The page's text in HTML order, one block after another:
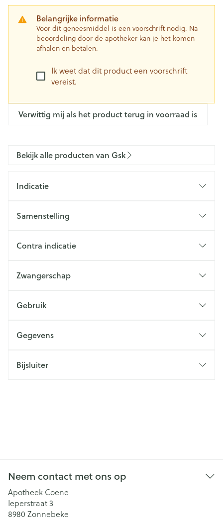
Belangrijke informatie
Voor dit geneesmiddel is een voorschrift nodig. Na
beoordeling door de apotheker kan je het komen
afhalen en betalen.
Ik weet dat dit product een voorschrift
vereist.
Verwittig mij als het product terug in voorraad is
Bekijk alle producten van Gsk
Indicatie
Samenstelling
Contra indicatie
Zwangerschap
Gebruik
Gegevens
Bijsluiter
Neem contact met ons op
Apotheek Coene
Ieperstraat 3
8980 Zonnebeke